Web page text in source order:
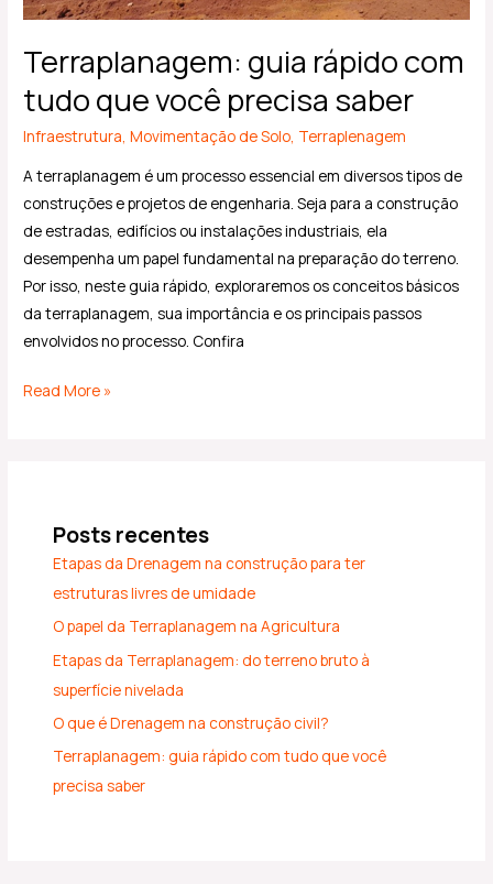
Terraplanagem: guia rápido com
tudo que você precisa saber
Infraestrutura,Movimentação de Solo, Terraplenagem
A terraplanagem é um processo essencial em diversos tipos de
construções e projetos de engenharia. Seja para a construção
de estradas, edifícios ou instalações industriais, ela
desempenha um papel fundamental na preparação do terreno.
Por isso, neste guia rápido, exploraremos os conceitos básicos
da terraplanagem, sua importância e os principais passos
envolvidos no processo. Confira
Read More »
Posts recentes
Etapas da Drenagem na construção para ter
estruturas livres de umidade
O papel da Terraplanagem na Agricultura
Etapas da Terraplanagem: do terreno bruto à
superfície nivelada
O que é Drenagem na construção civil?
Terraplanagem: guia rápido com tudo que você
precisa saber